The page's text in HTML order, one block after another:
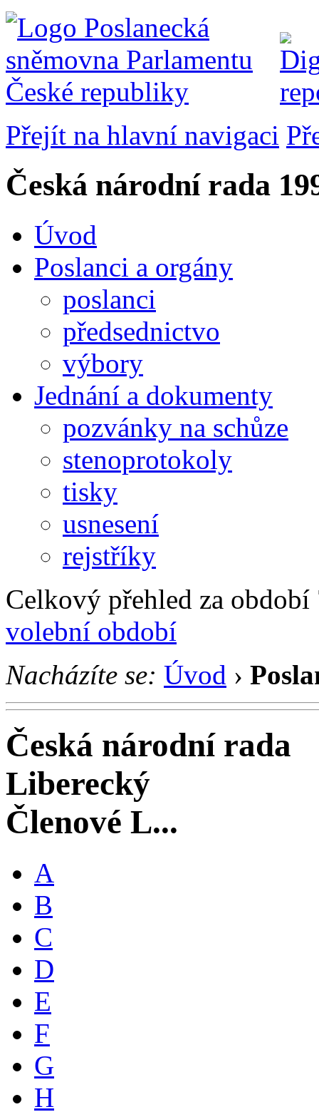
Přejít na hlavní navigaci
Česká národní rada
Úvod
Poslanci a orgány
poslanci
předsednictvo
výbory
Jednání a dokumenty
pozvánky na schůze
stenoprotokoly
tisky
usnesení
rejstříky
Celkový přehled za
volební období
Nacházíte se: Úvod ›
Česká národní rada
Liberecký
Členové L...
A
B
C
D
E
F
G
H